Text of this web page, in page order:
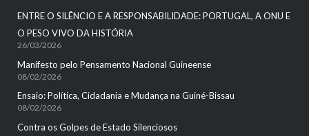
ENTRE O SILÊNCIO E A RESPONSABILIDADE: PORTUGAL, A ONU E
O PESO VIVO DA HISTÓRIA
26/03/2026
Manifesto pelo Pensamento Nacional Guineense
08/02/2026
Ensaio: Política, Cidadania e Mudança na Guiné-Bissau
08/02/2026
Contra os Golpes de Estado Silenciosos